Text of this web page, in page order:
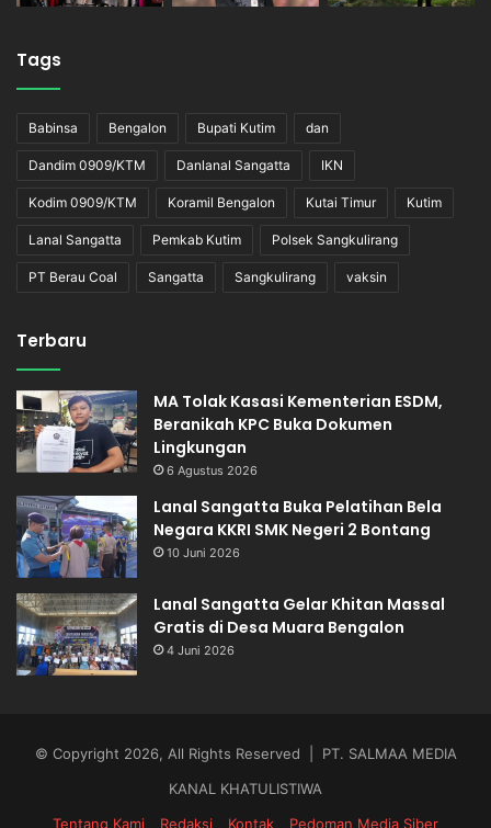
Tags
Babinsa Bengalon Bupati Kutim dan
Dandim 0909/KTM Danlanal Sangatta IKN
Kodim 0909/KTM Koramil Bengalon Kutai Timur Kutim
Lanal Sangatta Pemkab Kutim Polsek Sangkulirang
PT Berau Coal Sangatta Sangkulirang vaksin
Terbaru
MA Tolak Kasasi Kementerian ESDM,
Beranikah KPC Buka Dokumen
Lingkungan
6 Agustus 2026
Lanal Sangatta Buka Pelatihan Bela
Negara KKRI SMK Negeri 2 Bontang
10 Juni 2026
Lanal Sangatta Gelar Khitan Massal
Gratis di Desa Muara Bengalon
4 Juni 2026
© Copyright 2026, All Rights Reserved | PT. SALMAA MEDIA
KANAL KHATULISTIWA
Tentang Kami
Redaksi Kontak Pedoman Media Siber